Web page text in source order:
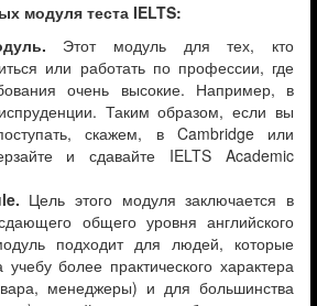
модуля теста IELTS:
Этот модуль для тех, кто
или работать по профессии, где
очень высокие. Например, в
Таким образом, если вы
скажем, в Cambridge или
и сдавайте IELTS Academic
Цель этого модуля заключается в
общего уровня английского
подходит для людей, которые
более практического характера
менеджеры) и для большинства